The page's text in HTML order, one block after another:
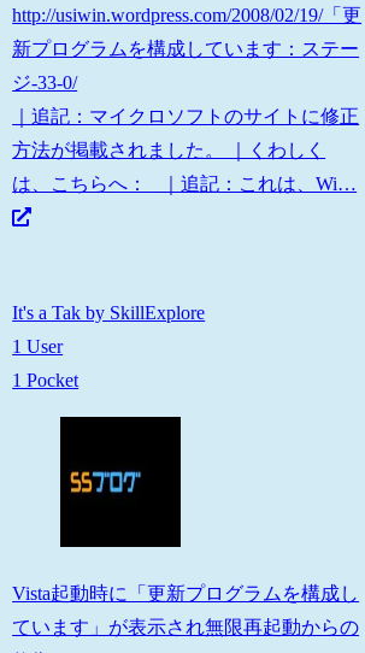
http://usiwin.wordpress.com/2008/02/19/「更
新プログラムを構成しています：ステー
ジ-33-0/
｜追記：マイクロソフトのサイトに修正
方法が掲載されました。 ｜くわしく
は、こちらへ： ｜追記：これは、Wi…
It's a Tak by SkillExplore
1 User
1 Pocket
Vista起動時に「更新プログラムを構成し
ています」が表示され無限再起動からの